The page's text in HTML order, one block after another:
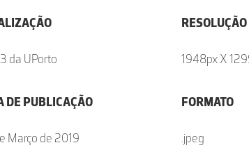
da UPorto
DE PUBLICAÇÃO
Março de 2019
RESOLUÇÃO
1948px X
FORMATO
.jpeg